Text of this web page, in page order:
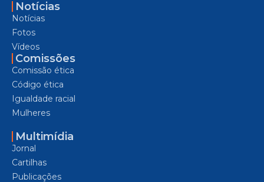
Notícias
Notícias
Fotos
Vídeos
Comissões
Comissão ética
Código ética
Igualdade racial
Mulheres
Multimídia
Jornal
Cartilhas
Publicações